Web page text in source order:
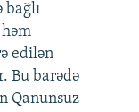
bağlı
edilən
Bu barədə
Qanunsuz